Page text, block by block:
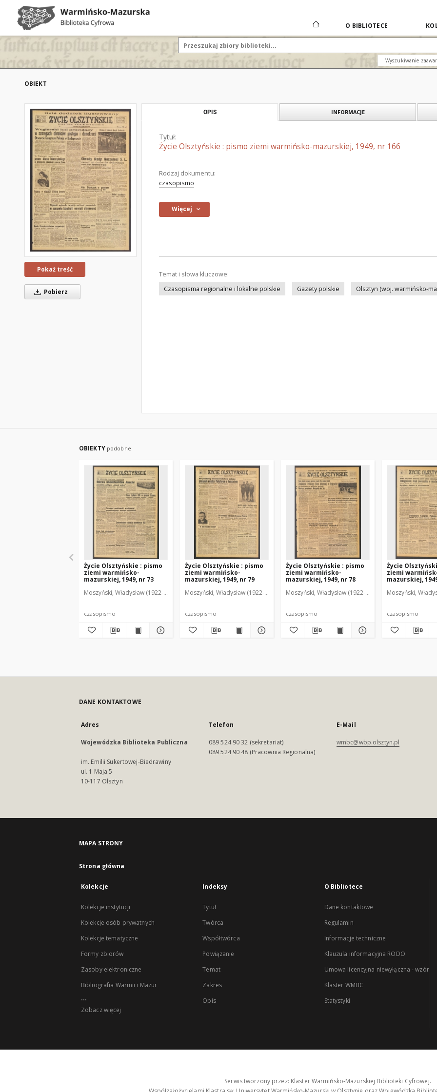
O BIBLIOTECE
Wyszukiwanie
OBIEKT
Pokaż treść
Pobierz
OPIS INFORMACJE
Tytuł:
Życie Olsztyńskie : pismo ziemi warmińsko-mazurskiej, 1949, nr 166
Rodzaj dokumentu:
czasopismo
Więcej
Temat i słowa kluczowe:
Czasopisma regionalne i lokalne polskie
Gazety polskie Olsztyn (woj. warmińsko-
OBIEKTY podobne
Życie Olsztyńskie : pismo
ziemi warmińsko-
mazurskiej, 1949, nr 73
Moszyński, Władysław (1922-2001). Red. Mroczkowski, Włodzimierz (1902-1971). Red. Osiecki, Andrzej. Red.
czasopismo
Życie Olsztyńskie : pismo
ziemi warmińsko-
mazurskiej, 1949, nr 79
Moszyński, Władysław (1922-2001). Red. Mroczkowski, Włodzimierz (1902-1971). Red.
czasopismo
Życie Olsztyńskie : pismo
ziemi warmińsko-
mazurskiej, 1949, nr 78
Moszyński, Władysław (1922-2001). Red. Mroczkowski,
czasopismo
Życie
ziemi
mazurskiej,
Moszyński,
czasopismo
DANE KONTAKTOWE
Adres
Wojewódzka Biblioteka Publiczna
im. Emilii Sukertowej-Biedrawiny
ul. 1 Maja 5
10-117 Olsztyn
Telefon
089 524 90 32 (sekretariat)
089 524 90 48 (Pracownia Regionalna)
E-Mail
wmbc@wbp.olsztyn.pl
MAPA STRONY
Strona główna
Kolekcje
Kolekcje instytucji
Kolekcje osób prywatnych
Kolekcje tematyczne
Formy zbiorów
Zasoby elektroniczne
Bibliografia Warmii i Mazur
...
Zobacz więcej
Indeksy
Tytuł
Twórca
Współtwórca
Powiązanie
Temat
Zakres
Opis
O Bibliotece
Dane kontaktowe
Regulamin
Informacje techniczne
Klauzula informacyjna RODO
Umowa licencyjna niewyłączna - wzór
Klaster WMBC
Statystyki
Serwis tworzony przez: Klaster Warmińsko-Mazurskiej Biblioteki Cyfrowej.